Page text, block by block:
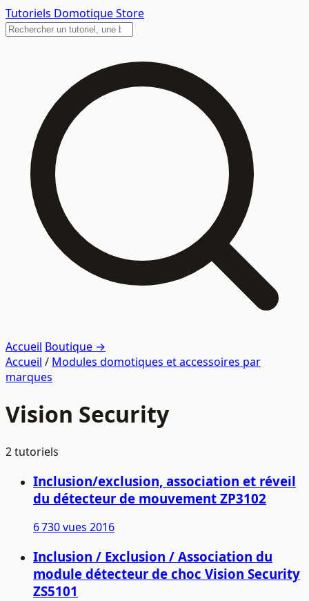
Tutoriels Domotique Store
Accueil Boutique →
Accueil / Modules domotiques et accessoires par
marques
Vision Security
2 tutoriels
Inclusion/exclusion, association et réveil
du détecteur de mouvement ZP3102
6 730 vues 2016
Inclusion / Exclusion / Association du
module détecteur de choc Vision Security
ZS5101